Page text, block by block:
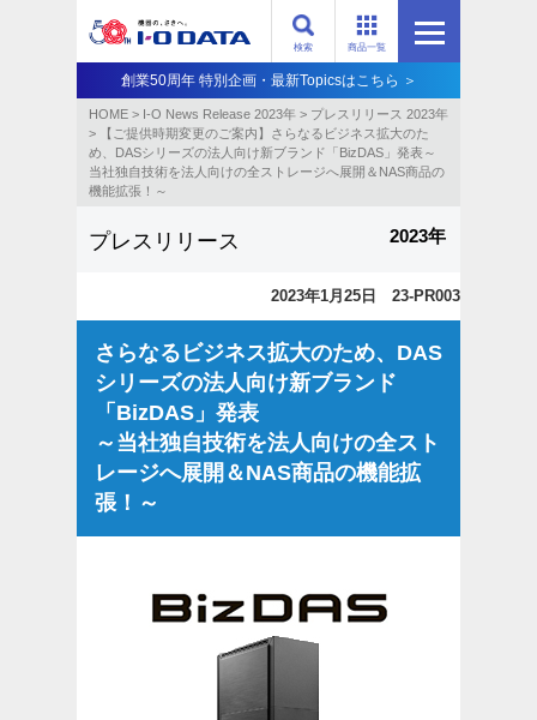
商品一覧
検索
創業50周年 特別企画・最新Topicsはこちら ＞
HOME > I-O News Release 2023年 > プレスリリース 2023年
>
【ご提供時期変更のご案内】さらなるビジネス拡大のた
め、DASシリーズの法人向け新ブランド「BizDAS」発表～
当社独自技術を法人向けの全ストレージへ展開＆NAS商品の
機能拡張！～
プレスリリース 2023年
2023年1月25日 23-PR003
さらなるビジネス拡大のため、DAS
シリーズの法人向け新ブランド
「BizDAS」発表
～当社独自技術を法人向けの全スト
レージへ展開＆NAS商品の機能拡
張！～